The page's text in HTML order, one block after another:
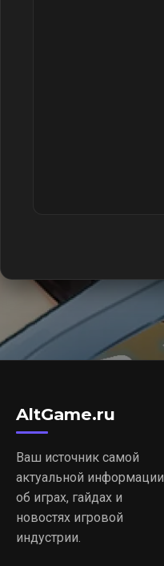
AltGame.ru
Ваш источник самой
актуальной информации
об играх, гайдах и
новостях игровой
индустрии.